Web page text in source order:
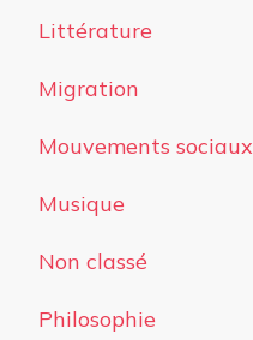
Littérature
Migration
Mouvements sociaux
Musique
Non classé
Philosophie